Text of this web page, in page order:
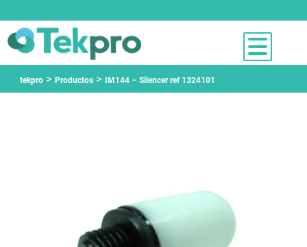
tekpro> Productos> IM144 – Silencer ref 1324101